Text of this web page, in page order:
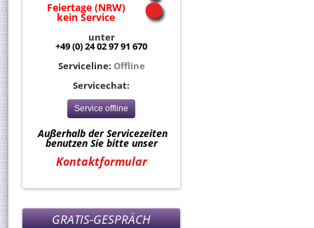
Feiertage (NRW)
kein Service
unter
+49 (0) 24 02 97 91 670
Serviceline: Offline
Servicechat:
Service offline
Außerhalb der Servicezeiten
benutzen Sie bitte unser
Kontaktformular
GRATIS-GESPRÄCH